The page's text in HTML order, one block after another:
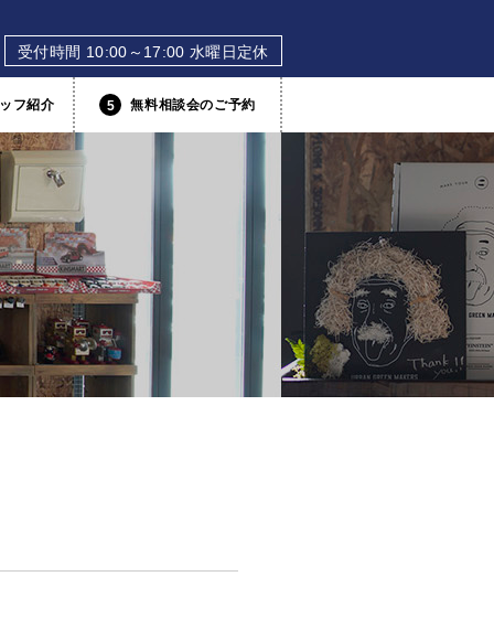
フ紹介 5 無料相談会のご予約
受付時間 10:00～17:00 水曜日定休